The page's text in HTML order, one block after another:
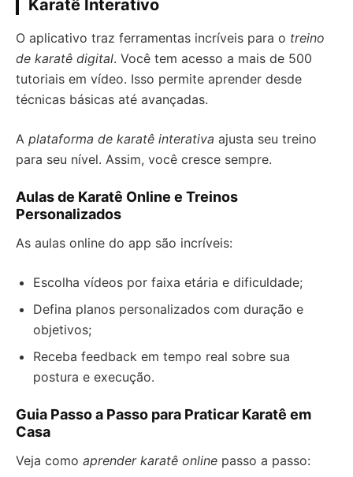
Karatê Interativo
O aplicativo traz ferramentas incríveis para o treino
de karatê digital. Você tem acesso a mais de 500
tutoriais em vídeo. Isso permite aprender desde
técnicas básicas até avançadas.
A plataforma de karatê interativa ajusta seu treino
para seu nível. Assim, você cresce sempre.
Aulas de Karatê Online e Treinos
Personalizados
As aulas online do app são incríveis:
Escolha vídeos por faixa etária e dificuldade;
Defina planos personalizados com duração e
objetivos;
Receba feedback em tempo real sobre sua
postura e execução.
Guia Passo a Passo para Praticar Karatê em
Casa
Veja como aprender karatê online passo a passo: